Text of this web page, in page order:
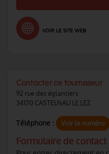
VOIR LE SITE WEB
Contacter ce fournisseur
92 rue des églantiers
34170 CASTELNAU LE LEZ
Téléphone : Voir le numéro
Formulaire de contact